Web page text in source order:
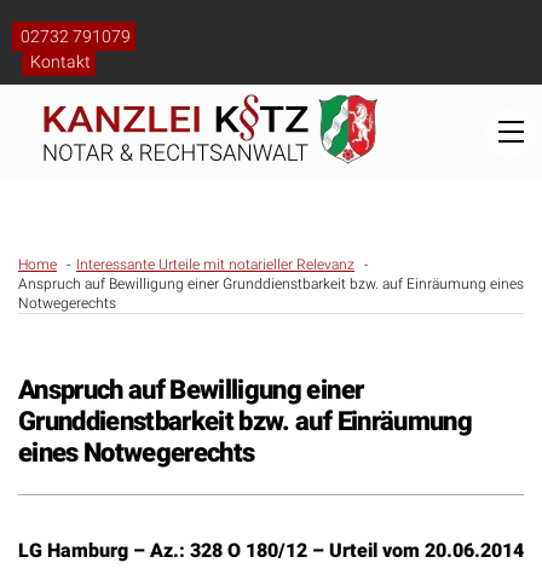
content
02732 791079
Kontakt
Home
Interessante Urteile mit notarieller Relevanz
Anspruch auf Bewilligung einer Grunddienstbarkeit bzw. auf Einräumung eines
Notwegerechts
Anspruch auf Bewilligung einer
Grunddienstbarkeit bzw. auf Einräumung
eines Notwegerechts
LG Hamburg – Az.: 328 O 180/12 – Urteil vom 20.06.2014